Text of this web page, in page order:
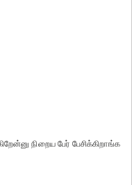
நிறைய பேர் பேசிக்கிறாங்க